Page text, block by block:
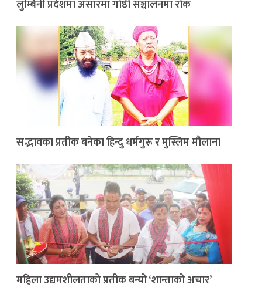
लुम्बिनी प्रदेशमा असारमा गोष्ठी सञ्चालनमा रोक
सद्भावका प्रतीक बनेका हिन्दु धर्मगुरू र मुस्लिम मौलाना
महिला उद्यमशीलताको प्रतीक बन्यो ‘शान्ताको अचार’